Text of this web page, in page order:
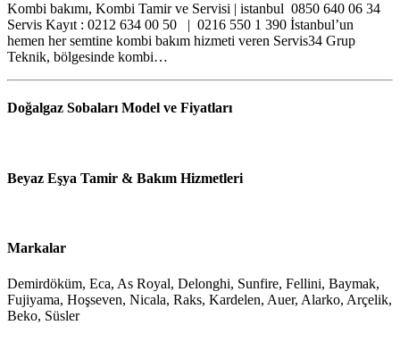
Kombi bakımı, Kombi Tamir ve Servisi | istanbul 0850 640 06 34
Servis Kayıt : 0212 634 00 50 | 0216 550 1 390 İstanbul’un
hemen her semtine kombi bakım hizmeti veren Servis34 Grup
Teknik, bölgesinde kombi…
Doğalgaz Sobaları Model ve Fiyatları
Beyaz Eşya Tamir & Bakım Hizmetleri
Markalar
Demirdöküm, Eca, As Royal, Delonghi, Sunfire, Fellini, Baymak,
Fujiyama, Hoşseven, Nicala, Raks, Kardelen, Auer, Alarko, Arçelik,
Beko, Süsler